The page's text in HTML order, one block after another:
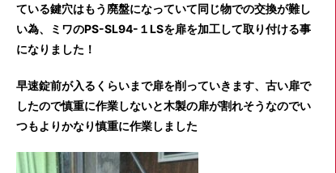
ている鍵穴はもう廃盤になっていて同じ物での交換が難し
い為、ミワのPS-SL94-１LSを扉を加工して取り付ける事
になりました！
早速錠前が入るくらいまで扉を削っていきます、古い扉で
したので慎重に作業しないと木製の扉が割れそうなのでい
つもよりかなり慎重に作業しました